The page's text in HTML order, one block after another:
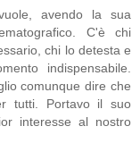
avendo la sua
C'è chi
chi lo detesta e
indispensabile.
comunque dire che
tutti. Portavo il suo
interesse al nostro